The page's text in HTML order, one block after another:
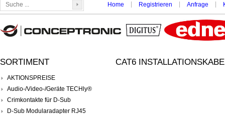
Home Registrieren Anfrage
SORTIMENT
AKTIONSPREISE
Audio-/Video-/Geräte TECHly®
Crimkontakte für D-Sub
D-Sub Modularadapter RJ45
CAT6